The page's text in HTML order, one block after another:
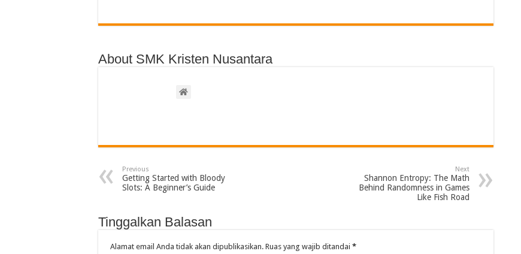
About SMK Kristen Nusantara
Previous
Getting Started with Bloody
Slots: A Beginner’s Guide
Next
Shannon Entropy: The Math
Behind Randomness in Games
Like Fish Road
Tinggalkan Balasan
Alamat email Anda tidak akan dipublikasikan. Ruas yang wajib ditandai *